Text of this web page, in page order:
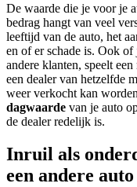
De waarde die je voor je
bedrag hangt van veel
leeftijd van de auto, het
en of er schade is. Ook
andere klanten, speelt
een dealer van hetzelfde
weer verkocht kan
dagwaarde van je auto
de dealer redelijk is.
Inruil als
een andere auto